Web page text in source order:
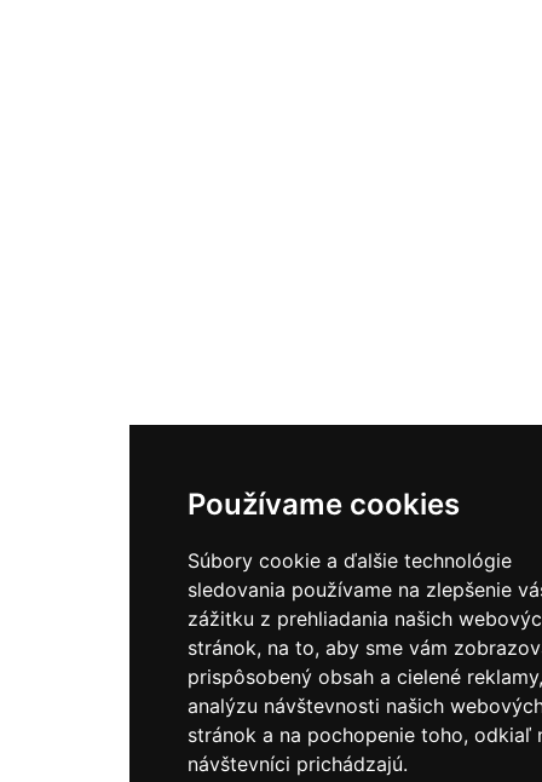
Používame cookies
Súbory cookie a ďalšie technológie
sledovania používame na zlepšenie
zážitku z prehliadania našich
stránok, na to, aby sme vám
prispôsobený obsah a cielené
analýzu návštevnosti našich
stránok a na pochopenie toho, odkiaľ
návštevníci prichádzajú.